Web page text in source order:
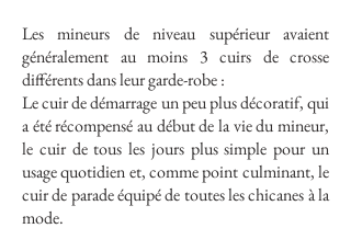
Les mineurs de niveau supérieur avaient
généralement au moins 3 cuirs de crosse
différents dans leur garde-robe :
Le cuir de démarrage un peu plus décoratif, qui
a été récompensé au début de la vie du mineur,
le cuir de tous les jours plus simple pour un
usage quotidien et, comme point culminant, le
cuir de parade équipé de toutes les chicanes à la
mode.